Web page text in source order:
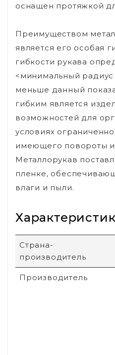
оснащен протяжкой
Преимуществом
является его особая
гибкости рукава
<минимальный радиус
меньше данный
гибким является
возможностей для
условиях
имеющего повороты и
Металлорукав
пленке,
влаги и пыли.
Страна-
производитель
Производитель